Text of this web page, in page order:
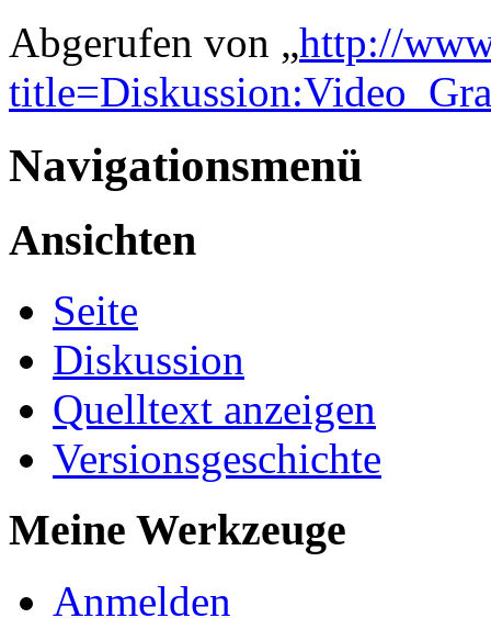
Abgerufen von „http://
Navigationsmenü
Ansichten
Seite
Diskussion
Quelltext anzeigen
Versionsgeschichte
Meine Werkzeuge
Anmelden